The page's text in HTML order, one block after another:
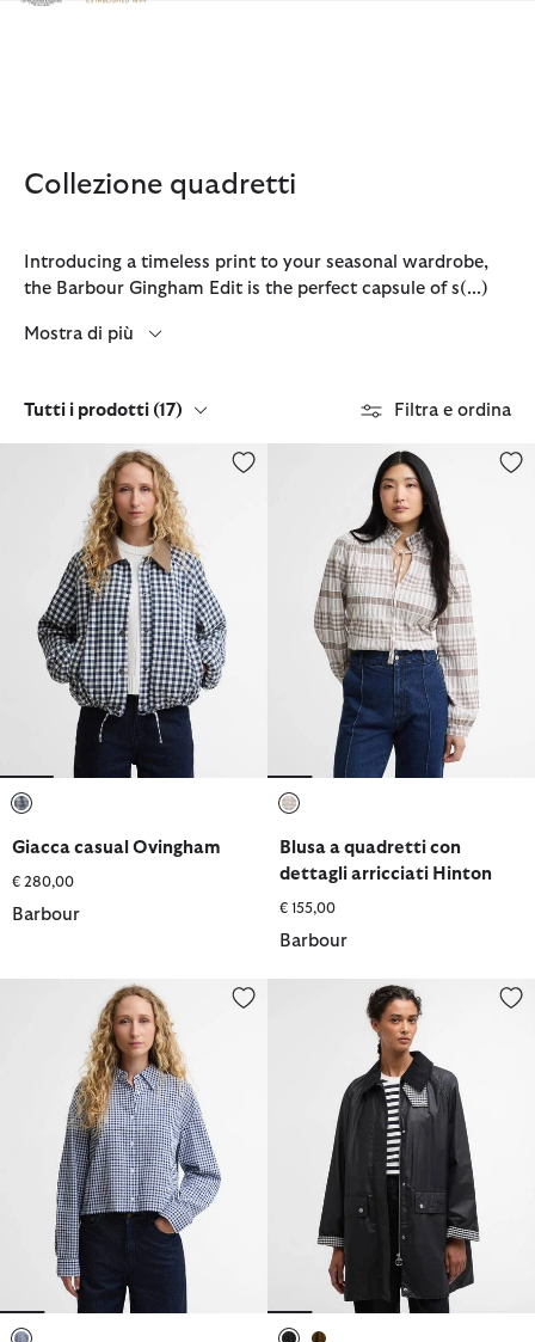
Clicca per visualizzare la nostra Dichiarazione di Accessibilità
Collezione quadretti
Introducing a timeless print to your seasonal wardrobe,
the Barbour Gingham Edit is the perfect capsule of s(...)
Mostra di più
Tutti i prodotti (17) Filtra e ordina
Giacca casual Ovingham
Giacca casual Ovingham
€ 280,00
Barbour
Blusa a quadretti con dettagli
Blusa a quadretti con
dettagli arricciati Hinton
€ 155,00
Barbour
Camicia a quadretti Ashwell con taglio squadrato
Giacca cerata Wren